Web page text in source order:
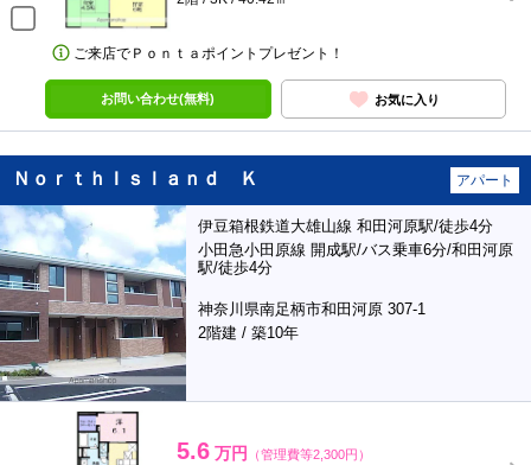
ご来店でＰｏｎｔａポイントプレゼント！
お問い合わせ(無料) お気に入り
ＮｏｒｔｈＩｓｌａｎｄ Ｋ アパート
伊豆箱根鉄道大雄山線 和田河原駅/徒歩4分
小田急小田原線 開成駅/バス乗車6分/和田河原
駅/徒歩4分
神奈川県南足柄市和田河原 307-1
2階建 / 築10年
5.6 万円 （管理費等2,300円）